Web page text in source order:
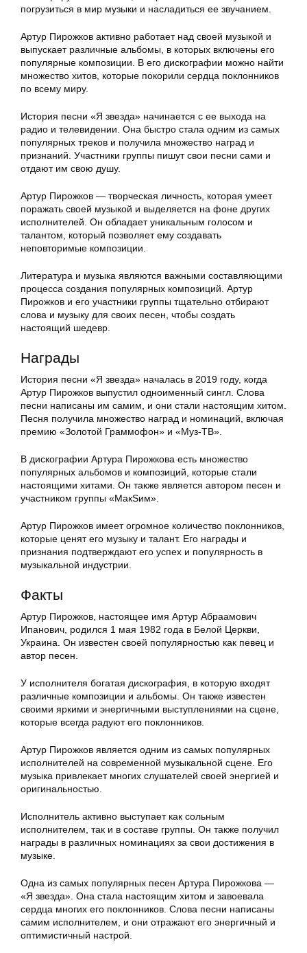
погрузиться в мир музыки и насладиться ее звучанием.
Артур Пирожков активно работает над своей музыкой и
выпускает различные альбомы, в которых включены его
популярные композиции. В его дискографии можно найти
множество хитов, которые покорили сердца поклонников
по всему миру.
История песни «Я звезда» начинается с ее выхода на
радио и телевидении. Она быстро стала одним из самых
популярных треков и получила множество наград и
признаний. Участники группы пишут свои песни сами и
отдают им свою душу.
Артур Пирожков — творческая личность, которая умеет
поражать своей музыкой и выделяется на фоне других
исполнителей. Он обладает уникальным голосом и
талантом, который позволяет ему создавать
неповторимые композиции.
Литература и музыка являются важными составляющими
процесса создания популярных композиций. Артур
Пирожков и его участники группы тщательно отбирают
слова и музыку для своих песен, чтобы создать
настоящий шедевр.
Награды
История песни «Я звезда» началась в 2019 году, когда
Артур Пирожков выпустил одноименный сингл. Слова
песни написаны им самим, и они стали настоящим хитом.
Песня получила множество наград и номинаций, включая
премию «Золотой Граммофон» и «Муз-ТВ».
В дискографии Артура Пирожкова есть множество
популярных альбомов и композиций, которые стали
настоящими хитами. Он также является автором песен и
участником группы «МакSим».
Артур Пирожков имеет огромное количество поклонников,
которые ценят его музыку и талант. Его награды и
признания подтверждают его успех и популярность в
музыкальной индустрии.
Факты
Артур Пирожков, настоящее имя Артур Абраамович
Ипанович, родился 1 мая 1982 года в Белой Церкви,
Украина. Он известен своей популярностью как певец и
автор песен.
У исполнителя богатая дискография, в которую входят
различные композиции и альбомы. Он также известен
своими яркими и энергичными выступлениями на сцене,
которые всегда радуют его поклонников.
Артур Пирожков является одним из самых популярных
исполнителей на современной музыкальной сцене. Его
музыка привлекает многих слушателей своей энергией и
оригинальностью.
Исполнитель активно выступает как сольным
исполнителем, так и в составе группы. Он также получил
награды в различных номинациях за свои достижения в
музыке.
Одна из самых популярных песен Артура Пирожкова —
«Я звезда». Она стала настоящим хитом и завоевала
сердца многих его поклонников. Слова песни написаны
самим исполнителем, и они отражают его энергичный и
оптимистичный настрой.